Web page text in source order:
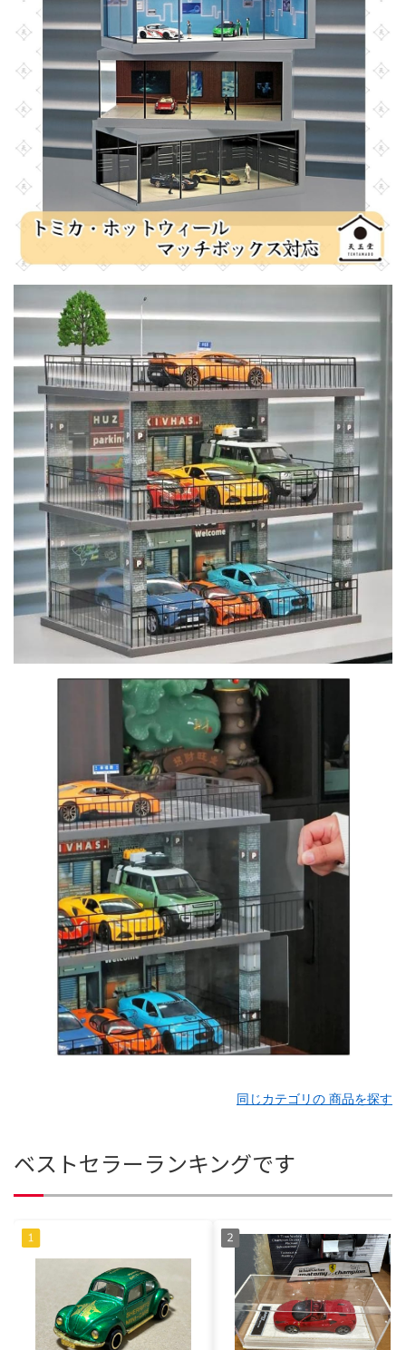
同じカテゴリの 商品を探す
ベストセラーランキングです